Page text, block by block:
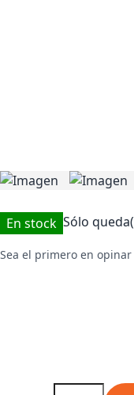
En stock Sólo
Sea el primero en